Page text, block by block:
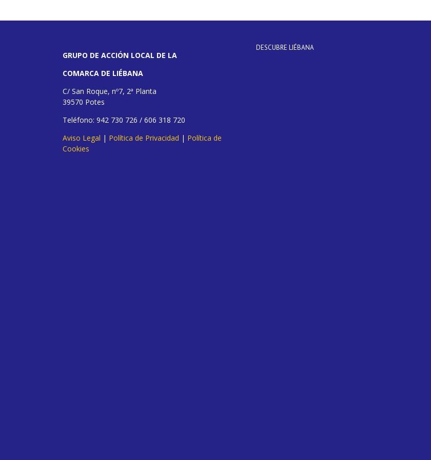
GRUPO DE ACCIÓN LOCAL DE LA
COMARCA DE LIÉBANA
C/ San Roque, nº7, 2ª Planta
39570 Potes
Teléfono: 942 730 726 / 606 318 720
Aviso Legal | Política de Privacidad | Política de
Cookies
DESCUBRE LIÉBANA